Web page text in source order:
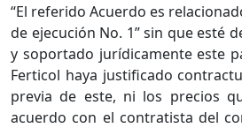
“El referido Acuerdo es
de ejecución No. 1” sin que esté
y soportado jurídicamente este
Ferticol haya justificado
previa de este, ni los precios
acuerdo con el contratista del